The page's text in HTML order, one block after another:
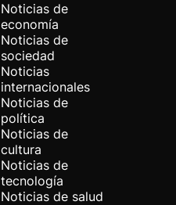
Noticias de
economía
Noticias de
sociedad
Noticias
internacionales
Noticias de
política
Noticias de
cultura
Noticias de
tecnología
Noticias de salud